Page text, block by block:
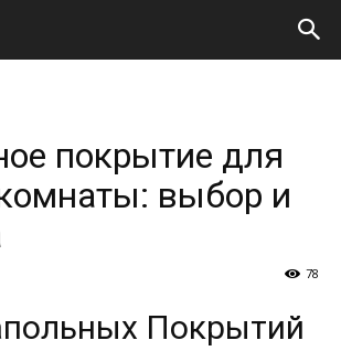
покрытие для
выбор и
78
Покрытий